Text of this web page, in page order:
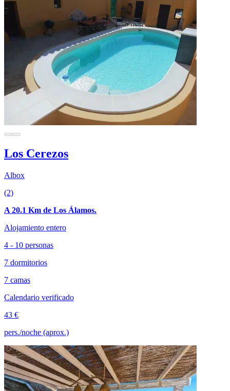
Los Cerezos
Albox
(2)
A 20.1 Km de Los Álamos.
Alojamiento entero
4 - 10 personas
7 dormitorios
7 camas
Calendario verificado
43 €
pers./noche (aprox.)